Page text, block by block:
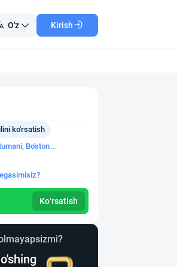
O'z Kirish
Bo'ston
34-uy
ko'rsatish
Ko‘rsatish